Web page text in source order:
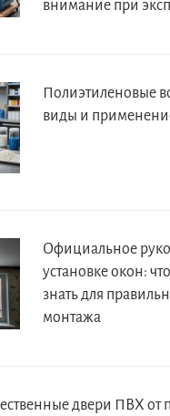
внимание при
Полиэтиленовые
виды и
Официальное
установке окон:
знать для
монтажа
двери ПВХ от